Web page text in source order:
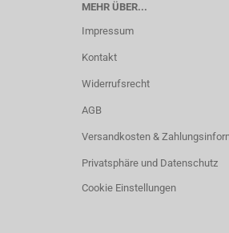
MEHR ÜBER...
Impressum
Kontakt
Widerrufsrecht
AGB
Versandkosten &
Privatsphäre und Datenschutz
Cookie Einstellungen